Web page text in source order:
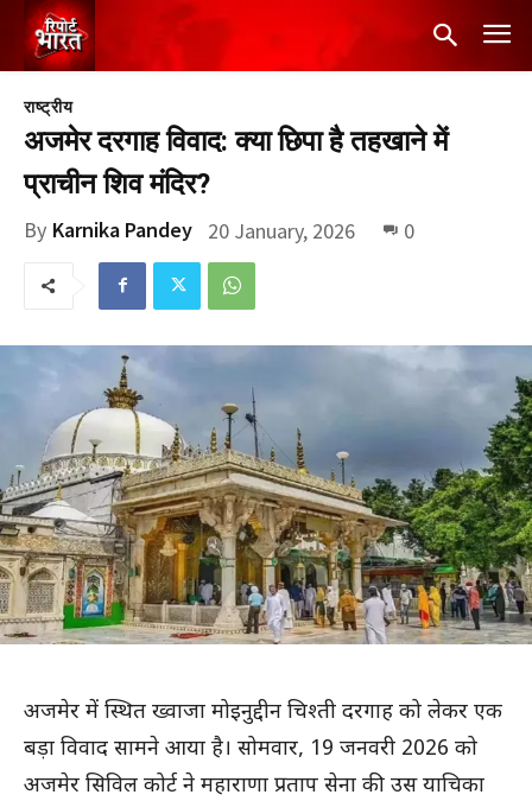
राष्ट्रीय
अजमेर दरगाह विवाद: क्या छिपा है तहखाने में
प्राचीन शिव मंदिर?
By Karnika Pandey 20 January, 2026 0
अजमेर में स्थित ख्वाजा मोइनुद्दीन चिश्ती दरगाह को लेकर एक
बड़ा विवाद सामने आया है। सोमवार, 19 जनवरी 2026 को
अजमेर सिविल कोर्ट ने महाराणा प्रताप सेना की उस याचिका